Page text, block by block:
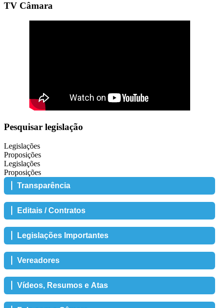
TV Câmara
Pesquisar legislação
Legislações
Proposições
Legislações
Proposições
Transparência
Editais / Contratos
Legislações Importantes
Vereadores
Vídeos, Resumos e Atas